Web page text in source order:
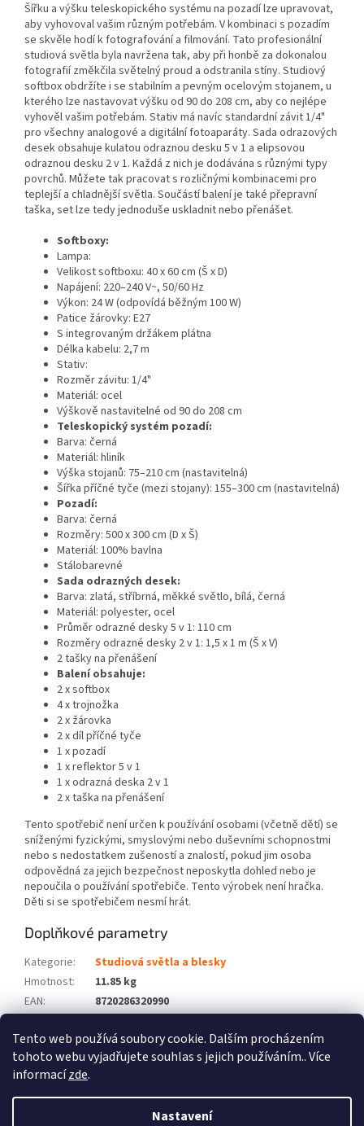
Tento web používá soubory cookie. Dalším procházením
tohoto webu vyjadřujete souhlas s jejich používáním.. Více
informacízde.
Nastavení
Šířku a výšku teleskopického systému na pozadí lze upravovat,
aby vyhovoval vašim různým potřebám. V kombinaci s pozadím
se skvěle hodí k fotografování a filmování. Tato profesionální
studiová světla byla navržena tak, aby při honbě za dokonalou
fotografií změkčila světelný proud a odstranila stíny. Studiový
softbox obdržíte i se stabilním a pevným ocelovým stojanem, u
kterého lze nastavovat výšku od 90 do 208 cm, aby co nejlépe
vyhověl vašim potřebám. Stativ má navíc standardní závit 1/4"
pro všechny analogové a digitální fotoaparáty. Sada odrazových
desek obsahuje kulatou odraznou desku 5 v 1 a elipsovou
odraznou desku 2 v 1. Každá z nich je dodávána s různými typy
povrchů. Můžete tak pracovat s rozličnými kombinacemi pro
teplejší a chladnější světla. Součástí balení je také přepravní
taška, set lze tedy jednoduše uskladnit nebo přenášet.
Softboxy:
Lampa:
Velikost softboxu: 40 x 60 cm (Š x D)
Napájení: 220–240 V~, 50/60 Hz
Výkon: 24 W (odpovídá běžným 100 W)
Patice žárovky: E27
S integrovaným držákem plátna
Délka kabelu: 2,7 m
Stativ:
Rozměr závitu: 1/4"
Materiál: ocel
Výškově nastavitelné od 90 do 208 cm
Teleskopický systém pozadí:
Barva: černá
Materiál: hliník
Výška stojanů: 75–210 cm (nastavitelná)
Šířka příčné tyče (mezi stojany): 155–300 cm (nastavitelná)
Pozadí:
Barva: černá
Rozměry: 500 x 300 cm (D x Š)
Materiál: 100% bavlna
Stálobarevné
Sada odrazných desek:
Barva: zlatá, stříbrná, měkké světlo, bílá, černá
Materiál: polyester, ocel
Průměr odrazné desky 5 v 1: 110 cm
Rozměry odrazné desky 2 v 1: 1,5 x 1 m (Š x V)
2 tašky na přenášení
Balení obsahuje:
2 x softbox
4 x trojnožka
2 x žárovka
2 x díl příčné tyče
1 x pozadí
1 x reflektor 5 v 1
1 x odrazná deska 2 v 1
2 x taška na přenášení
Tento spotřebič není určen k používání osobami (včetně dětí) se
sníženými fyzickými, smyslovými nebo duševními schopnostmi
nebo s nedostatkem zušeností a znalostí, pokud jim osoba
odpovědná za jejich bezpečnost neposkytla dohled nebo je
nepoučila o používání spotřebiče. Tento výrobek není hračka.
Děti si se spotřebičem nesmí hrát.
Doplňkové parametry
Kategorie:
Studiová světla a blesky
Hmotnost:
11.85 kg
EAN:
8720286320990
Počet balíků: 4
Vytvořil Shoptet